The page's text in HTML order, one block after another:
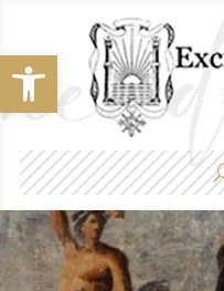
Abrir barra de